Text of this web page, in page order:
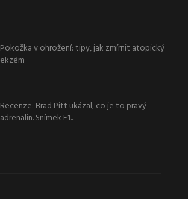
Pokožka v ohrožení: tipy, jak zmírnit atopický
ekzém
Recenze: Brad Pitt ukázal, co je to pravý
adrenalin. Snímek F1...